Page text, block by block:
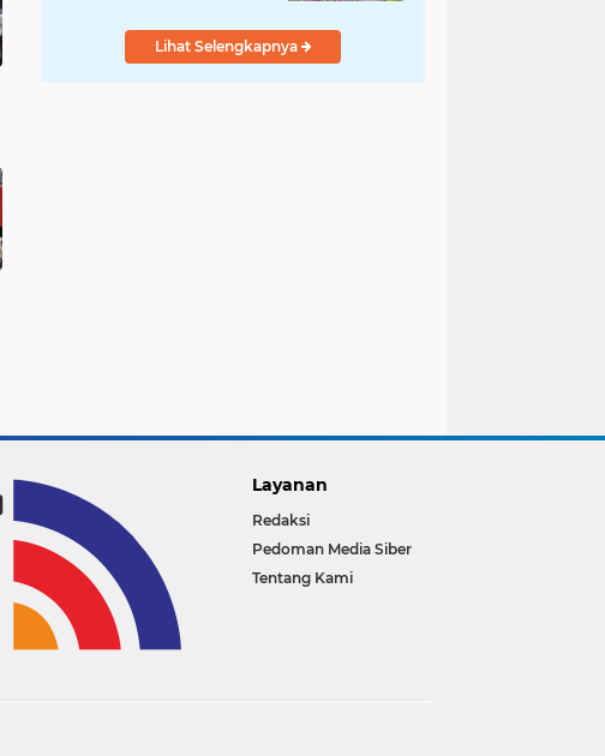
Pembangunan di
Kampung SesorLihat Selengkapnya
Layanan
Redaksi
Pedoman Media Siber
Tentang Kami